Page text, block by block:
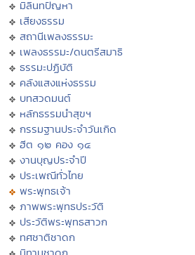
มิลินทปัญหา
เสียงธรรม
สถานีเพลงธรรมะ
เพลงธรรมะ/ดนตรีสมาธิ
ธรรมะปฏิบัติ
คลังแสงแห่งธรรม
บทสวดมนต์
หลักธรรมนำสุขฯ
กรรมฐานประจำวันเกิด
ฮีต ๑๒ คอง ๑๔
งานบุญประจำปี
ประเพณีทั่วไทย
พระพุทธเจ้า
ภาพพระพุทธประวัติ
ประวัติพระพุทธสาวก
ทศชาติชาดก